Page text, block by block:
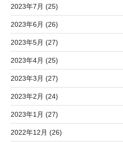
2023年7月 (25)
2023年6月 (26)
2023年5月 (27)
2023年4月 (25)
2023年3月 (27)
2023年2月 (24)
2023年1月 (27)
2022年12月 (26)